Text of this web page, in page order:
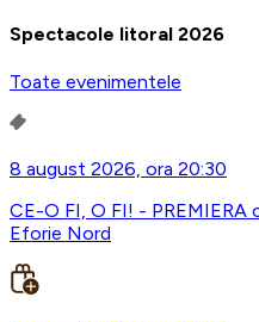
Spectacole litoral 2026
Toate evenimentele
8 august 2026, ora 20:30
CE-O FI, O FI! -
Eforie Nord